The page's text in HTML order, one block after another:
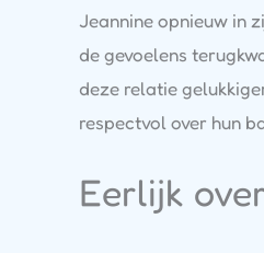
Jeannine opnieuw in
de gevoelens
deze relatie
respectvol over hun
Eerlijk